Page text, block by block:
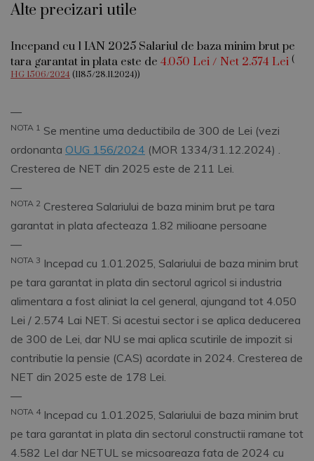
Alte precizari utile
Incepand cu 1 IAN 2025 Salariul de baza minim brut pe
tara garantat in plata este de 4.050 Lei / Net 2.574 Lei (
HG 1506/2024 (1185/28.11.2024))
––
NOTA 1 Se mentine uma deductibila de 300 de Lei (vezi
ordonanta OUG 156/2024 (MOR 1334/31.12.2024) .
Cresterea de NET din 2025 este de 211 Lei.
––
NOTA 2 Cresterea Salariului de baza minim brut pe tara
garantat in plata afecteaza 1.82 milioane persoane
––
NOTA 3 Incepad cu 1.01.2025, Salariului de baza minim brut
pe tara garantat in plata din sectorul agricol si industria
alimentara a fost aliniat la cel general, ajungand tot 4.050
Lei / 2.574 Lai NET. Si acestui sector i se aplica deducerea
de 300 de Lei, dar NU se mai aplica scutirile de impozit si
contributie la pensie (CAS) acordate in 2024. Cresterea de
NET din 2025 este de 178 Lei.
––
NOTA 4 Incepad cu 1.01.2025, Salariului de baza minim brut
pe tara garantat in plata din sectorul constructii ramane tot
4.582 LeI dar NETUL se micsoareaza fata de 2024 cu